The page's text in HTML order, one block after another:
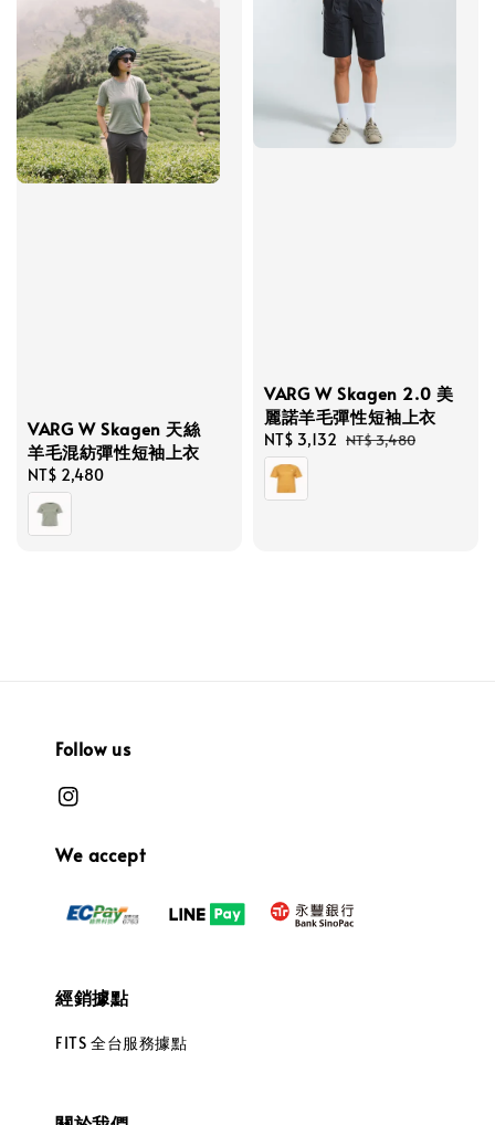
VARG W Skagen 天絲
羊毛混紡彈性短袖上衣
Regular
price
NT$ 2,480
VARG W Skagen 2.0 美
麗諾羊毛彈性短袖上衣
Sale
price
NT$ 3,132 Regular
NT$ 3,480
Follow us
We accept
經銷據點
FITS 全台服務據點